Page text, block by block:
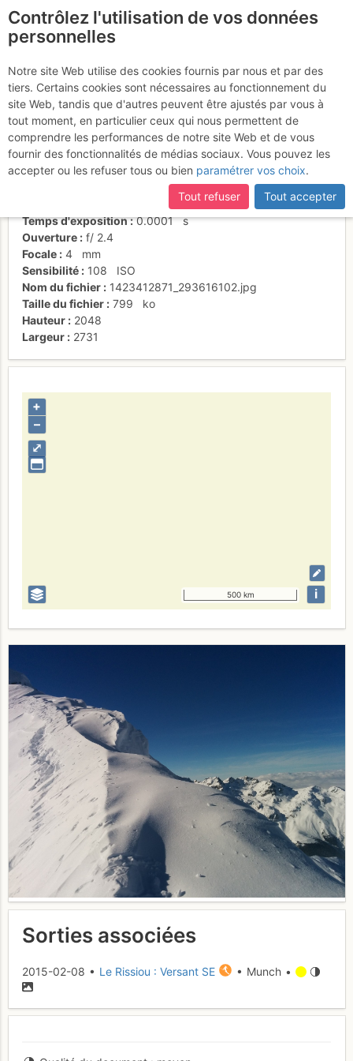
certaines pages ne sont plus accessibles, manquantes ou
incomplètes, déconnectez-vous puis reconnectez-vous à votre
compte sur le site.
Mauvais côté
Activités
Date/heure
8 févr. 2015 14:10
Contributeur
Munch
individuel (CC by-nc-nd)
Temps d'exposition
0.0001 s
Ouverture
f/ 2.4
Focale
4
mm
Sensibilité
108
ISO
Nom du fichier
1423412871_293616102.jpg
Taille du fichier
799
ko
Hauteur
2048
Largeur
2731
⤢
+
–
500 km i
Sorties associées
2015-02-08 • Le Rissiou : Versant SE • Munch •
Contrôlez l'utilisation de vos données
personnelles
Notre site Web utilise des cookies fournis par nous et par des
tiers. Certains cookies sont nécessaires au fonctionnement du
site Web, tandis que d'autres peuvent être ajustés par vous à
tout moment, en particulier ceux qui nous permettent de
comprendre les performances de notre site Web et de vous
fournir des fonctionnalités de médias sociaux. Vous pouvez les
accepter ou les refuser tous ou bien paramétrer vos choix.
Tout refuser
Tout accepter